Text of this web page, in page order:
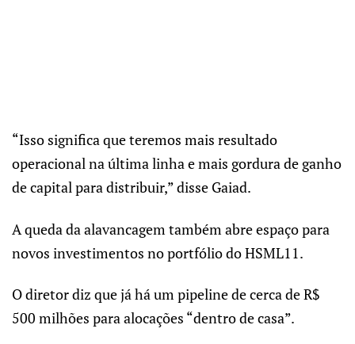
“Isso significa que teremos mais resultado
operacional na última linha e mais gordura de ganho
de capital para distribuir,” disse Gaiad.
A queda da alavancagem também abre espaço para
novos investimentos no portfólio do HSML11.
O diretor diz que já há um pipeline de cerca de R$
500 milhões para alocações “dentro de casa”.